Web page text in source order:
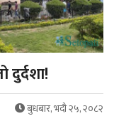
दुर्दशा!
बुधबार, भदौ २५, २०८२